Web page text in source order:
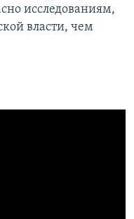
исследованиям,
власти, чем